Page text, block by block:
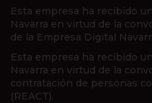
Esta empresa ha recibido
Navarra en virtud de la
de la Empresa Digital
Esta empresa ha recibido
Navarra en virtud de la
contratación de personas
(REACT).